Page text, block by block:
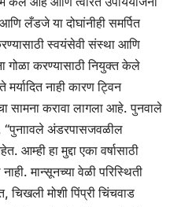
लँडजे या दोघांनीही समर्पित
स्वयंसेवी संस्था आणि
गोळा करण्यासाठी नियुक्त केले
मर्यादित नाही कारण ट्विन
सामना करावा लागला आहे. पुनवाले
“पुनाावले अंडरपासजवळील
हा मुद्दा एका वर्षासाठी
मान्सूनच्या वेळी परिस्थिती
चिखली मोशी पिंप्री चिंचवाड